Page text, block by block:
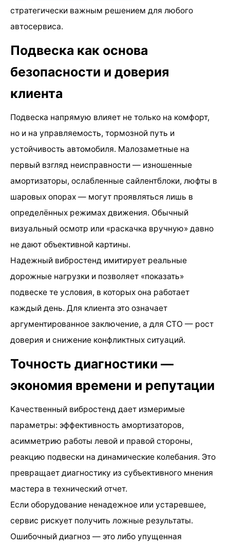
стратегически важным решением для любого
автосервиса.
Подвеска как основа
безопасности и доверия
клиента
Подвеска напрямую влияет не только на комфорт,
но и на управляемость, тормозной путь и
устойчивость автомобиля. Малозаметные на
первый взгляд неисправности — изношенные
амортизаторы, ослабленные сайлентблоки, люфты в
шаровых опорах — могут проявляться лишь в
определённых режимах движения. Обычный
визуальный осмотр или «раскачка вручную» давно
не дают объективной картины.
Надежный вибростенд имитирует реальные
дорожные нагрузки и позволяет «показать»
подвеске те условия, в которых она работает
каждый день. Для клиента это означает
аргументированное заключение, а для СТО — рост
доверия и снижение конфликтных ситуаций.
Точность диагностики —
экономия времени и репутации
Качественный вибростенд дает измеримые
параметры: эффективность амортизаторов,
асимметрию работы левой и правой стороны,
реакцию подвески на динамические колебания. Это
превращает диагностику из субъективного мнения
мастера в технический отчет.
Если оборудование ненадежное или устаревшее,
сервис рискует получить ложные результаты.
Ошибочный диагноз — это либо упущенная